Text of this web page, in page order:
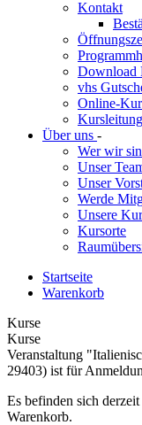
Kontakt
Download
vhs
Online-
Über uns -
Wer wir
Unser
Unser
Werde
Unsere
Kursorte
Startseite
Warenkorb
Kurse
Kurse
Veranstaltung
29403) ist für
Es befinden sich
Warenkorb.